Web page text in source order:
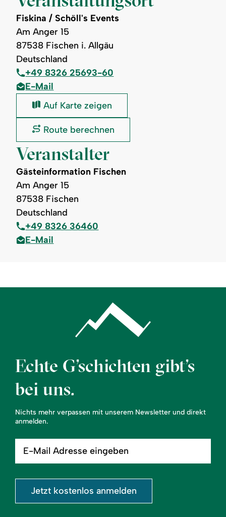
Fiskina / Schöll's Events
Am Anger 15
87538 Fischen i. Allgäu
Deutschland
+49 8326 25693-60
E-Mail
Fiskina
Events:
Auf Karte zeigen
Fiskina
Schöll's
Events:
Route berechnen
Veranstalter
Gästeinformation Fischen
Am Anger 15
87538 Fischen
Deutschland
+49 8326 36460
E-Mail
Echte G’schichten gibt’s
bei uns.
Nichts mehr verpassen mit unserem Newsletter und direkt
anmelden.
Mail
eingeben
Jetzt kostenlos anmelden